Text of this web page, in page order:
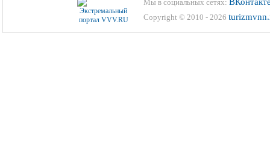
Мы в социальных сетях:
Copyright © 2010 - 2026